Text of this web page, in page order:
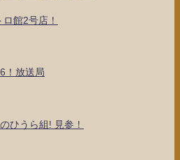
館2号店！
！放送局
ひうら組! 見参！